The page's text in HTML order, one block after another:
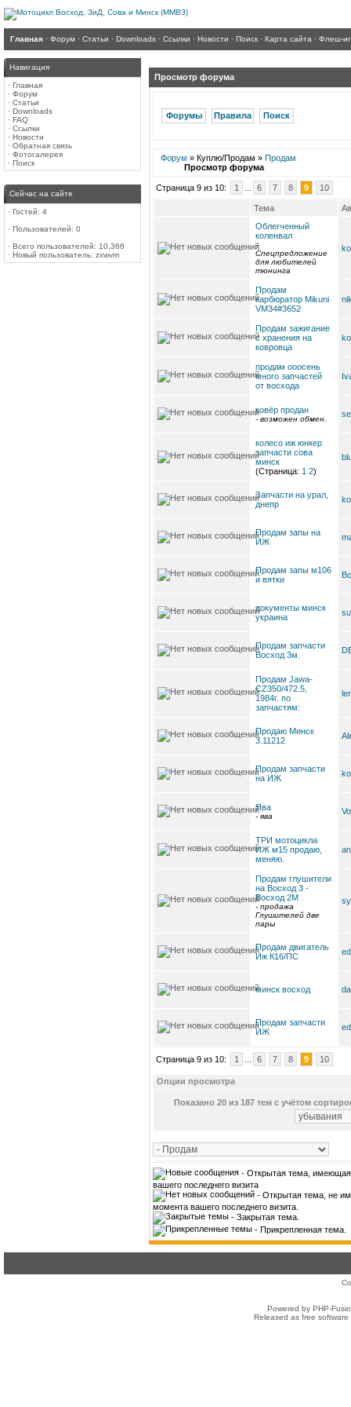
Главная · Форум · Статьи · Downloads · Ссылки · Новости · Поиск · Карта сайта · Флеш-
Навигация
· Главная
· Форум
· Статьи
· Downloads
· FAQ
· Ссылки
· Новости
· Обратная связь
· Фотогалерея
· Поиск
Сейчас на сайте
· Гостей: 4
· Пользователей: 0
· Всего пользователей: 10,366
· Новый пользователь: zxwvm
Просмотр форума
Форумы Правила Поиск
Форум » Куплю/Продам » Продам
Просмотр форума
Страница 9 из 10: 1 6 7 8 9 10
Тема
Облегченный
коленвал
-
Спецпредложение
для любителей
тюнинга
Продам
карбюратор Mikuni
VM34#3652
Продам зажигание
с хранения на
ковровца
продам ооосень
много запчастей
от восхода
ковёр продан
- возможен обмен.
колесо иж юнкер
запчасти сова
минск
(Страница: 1 2)
Запчасти на урал,
днепр
Продам запы на
ИЖ
Продам запы м106
и вятки
документы минск
украина
Продам запчасти
Восход 3м.
Продам Jawa-
CZ350/472.5,
1984г. по
запчастям:
Продаю Минск
3.11212
Продам запчасти
на ИЖ
Ява
- ява
ТРИ мотоцикла
ИЖ м15 продаю,
меняю.
Продам глушители
на Восход 3 -
Восход 2М
- продажа
Глушителей две
пары
Продам двигатель
Иж К16/ПС
минск восход
Продам запчасти
ИЖ
Страница 9 из 10: 1 6 7 8 9 10
Опции просмотра
Показано 20 из 187 тем с учётом
- Открытая тема,
вашего последнего визита
- Открытая тема, не
момента вашего последнего визита.
- Закрытая тема.
- Прикрепленная тема.
Powered by PHP-
Released as free